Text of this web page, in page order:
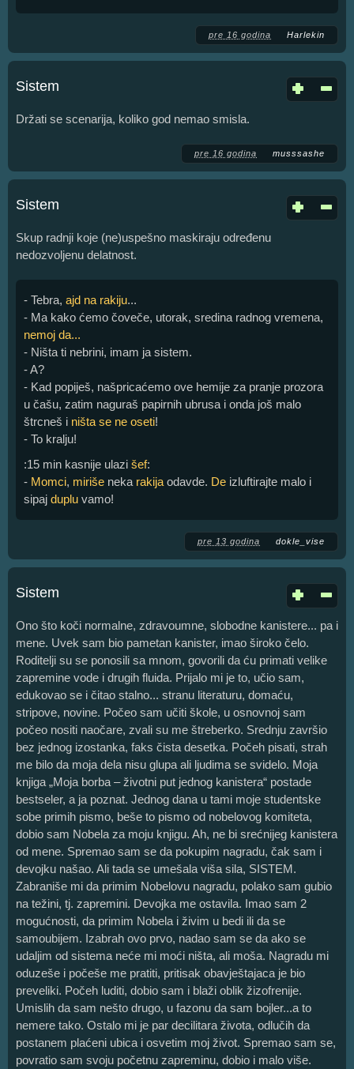
pre 16 godina Harlekin
Sistem
Držati se scenarija, koliko god nemao smisla.
pre 16 godina musssashe
Sistem
Skup radnji koje (ne)uspešno maskiraju određenu
nedozvoljenu delatnost.
- Tebra, ajd na rakiju...
- Ma kako ćemo čoveče, utorak, sredina radnog vremena,
nemoj da...
- Ništa ti nebrini, imam ja sistem.
- A?
- Kad popiješ, našpricaćemo ove hemije za pranje prozora
u čašu, zatim naguraš papirnih ubrusa i onda još malo
štrcneš i ništa se ne oseti!
- To kralju!
:15 min kasnije ulazi šef:
- Momci, miriše neka rakija odavde. De izluftirajte malo i
sipaj duplu vamo!
pre 13 godina dokle_vise
Sistem
Ono što koči normalne, zdravoumne, slobodne kanistere... pa i
mene. Uvek sam bio pametan kanister, imao široko čelo.
Roditelji su se ponosili sa mnom, govorili da ću primati velike
zapremine vode i drugih fluida. Prijalo mi je to, učio sam,
edukovao se i čitao stalno... stranu literaturu, domaću,
stripove, novine. Počeo sam učiti škole, u osnovnoj sam
počeo nositi naočare, zvali su me štreberko. Srednju završio
bez jednog izostanka, faks čista desetka. Počeh pisati, strah
me bilo da moja dela nisu glupa ali ljudima se svidelo. Moja
knjiga „Moja borba – životni put jednog kanistera“ postade
bestseler, a ja poznat. Jednog dana u tami moje studentske
sobe primih pismo, beše to pismo od nobelovog komiteta,
dobio sam Nobela za moju knjigu. Ah, ne bi srećnijeg kanistera
od mene. Spremao sam se da pokupim nagradu, čak sam i
devojku našao. Ali tada se umešala viša sila, SISTEM.
Zabraniše mi da primim Nobelovu nagradu, polako sam gubio
na težini, tj. zapremini. Devojka me ostavila. Imao sam 2
mogućnosti, da primim Nobela i živim u bedi ili da se
samoubijem. Izabrah ovo prvo, nadao sam se da ako se
udaljim od sistema neće mi moći ništa, ali moša. Nagradu mi
oduzeše i počeše me pratiti, pritisak obavještajaca je bio
preveliki. Počeh luditi, dobio sam i blaži oblik žizofrenije.
Umislih da sam nešto drugo, u fazonu da sam bojler...a to
nemere tako. Ostalo mi je par decilitara života, odlučih da
postanem plaćeni ubica i osvetim moj život. Spremao sam se,
povratio sam svoju početnu zapreminu, dobio i malo više.